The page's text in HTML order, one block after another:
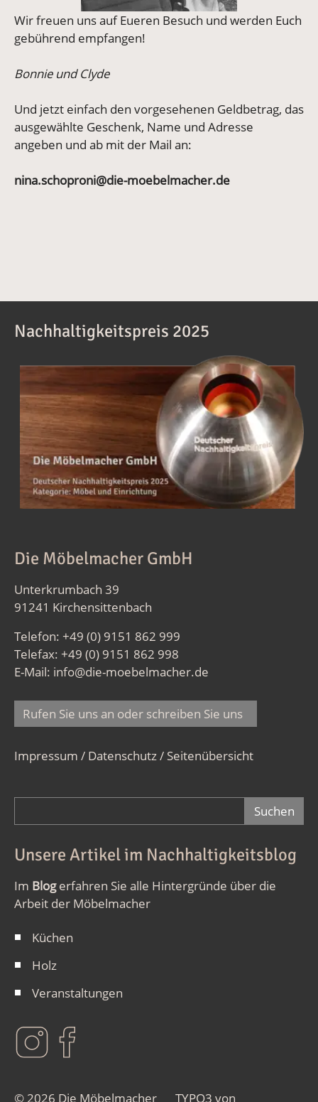
Wir freuen uns auf Eueren Besuch und werden Euch
gebührend empfangen!
Bonnie und Clyde
Und jetzt einfach den vorgesehenen Geldbetrag, das
ausgewählte Geschenk, Name und Adresse
angeben und ab mit der Mail an:
nina.schoproni@die-moebelmacher.de
Nachhaltigkeitspreis 2025
Die Möbelmacher GmbH
Unterkrumbach 39
91241 Kirchensittenbach
Telefon: +49 (0) 9151 862 999
Telefax: +49 (0) 9151 862 998
E-Mail: info@die-moebelmacher.de
Rufen Sie uns an oder schreiben Sie uns
Impressum / Datenschutz/ Seitenübersicht
Unsere Artikel im Nachhaltigkeitsblog
Im Blogerfahren Sie alle Hintergründe über die
Arbeit der Möbelmacher
Küchen
Holz
Veranstaltungen
© 2026 Die Möbelmacher TYPO3 von